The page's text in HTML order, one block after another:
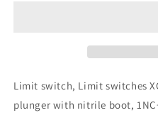
Limit switch, Limit switches
plunger with nitrile boot,